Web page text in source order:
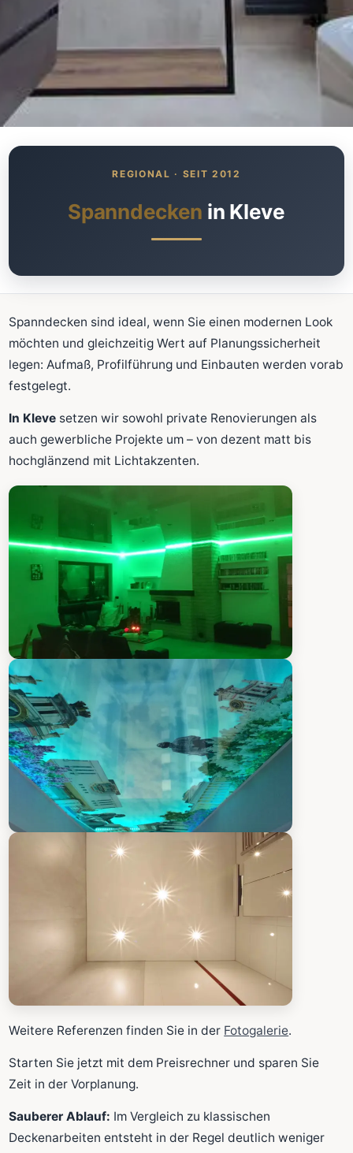
Was kostet meine neue
Spanndecke?
Schnellrechner
FLÄCHE (M²)
Zum Rechner
Fläche wird in den großen Rechner übernommen.
Spanndecken in Kleve
Spanndecken sind ideal, wenn Sie einen modernen Look
möchten und gleichzeitig Wert auf Planungssicherheit
legen: Aufmaß, Profilführung und Einbauten werden vorab
festgelegt.
In Kleve setzen wir sowohl private Renovierungen als
auch gewerbliche Projekte um – von dezent matt bis
hochglänzend mit Lichtakzenten.
Weitere Referenzen finden Sie in der Fotogalerie.
Starten Sie jetzt mit dem Preisrechner und sparen Sie
Zeit in der Vorplanung.
Sauberer Ablauf: Im Vergleich zu klassischen
Deckenarbeiten entsteht in der Regel deutlich weniger